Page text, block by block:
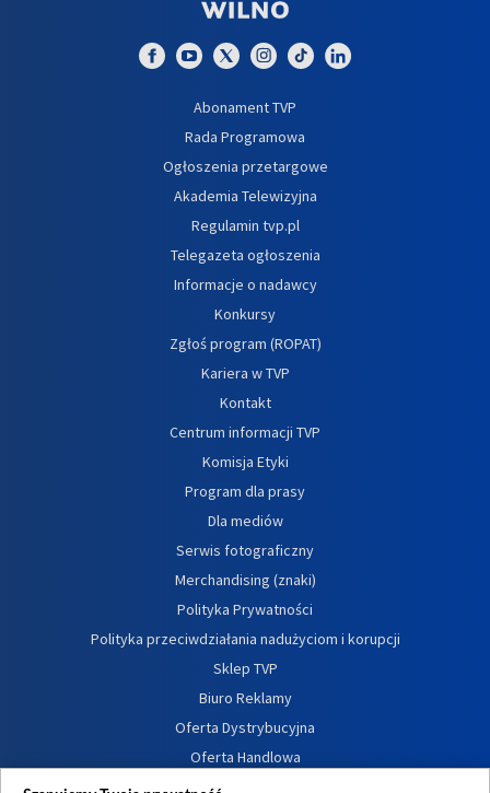
Abonament TVP
Rada Programowa
Ogłoszenia przetargowe
Akademia Telewizyjna
Regulamin tvp.pl
Telegazeta ogłoszenia
Informacje o nadawcy
Konkursy
Zgłoś program (ROPAT)
Kariera w TVP
Kontakt
Centrum informacji TVP
Komisja Etyki
Program dla prasy
Dla mediów
Serwis fotograficzny
Merchandising (znaki)
Polityka Prywatności
Polityka przeciwdziałania nadużyciom i korupcji
Sklep TVP
Biuro Reklamy
Oferta Dystrybucyjna
Oferta Handlowa
Dostępność